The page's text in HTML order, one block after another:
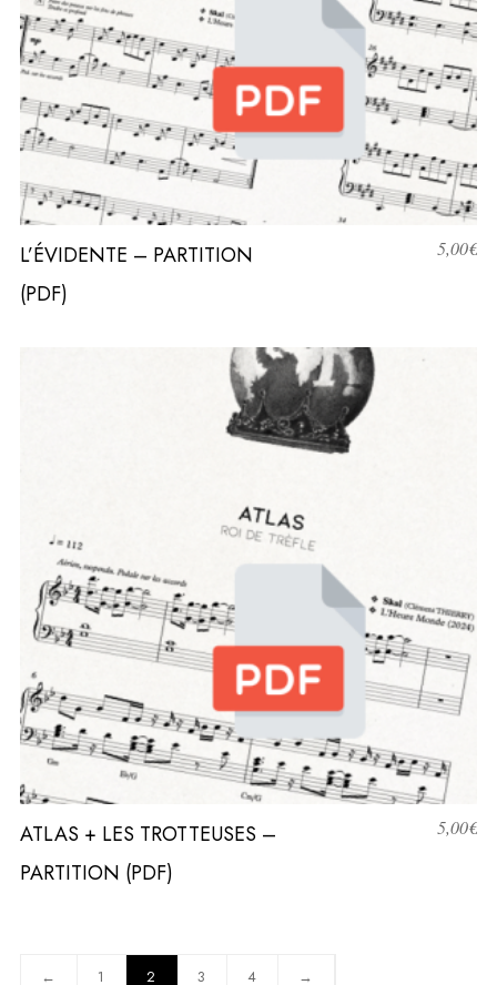
L’ÉVIDENTE – PARTITION
(PDF)
5,00€
ATLAS + LES TROTTEUSES –
PARTITION (PDF)
5,00€
← 1 2 3 4 →